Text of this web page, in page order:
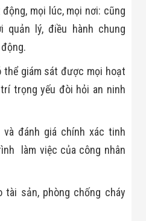
mọi lúc, mọi nơi: cũng
lý, điều hành chung
thể giám sát được mọi hoạt
trọng yếu đòi hỏi an ninh
đánh giá chính xác tinh
làm việc của công nhân
sản, phòng chống cháy